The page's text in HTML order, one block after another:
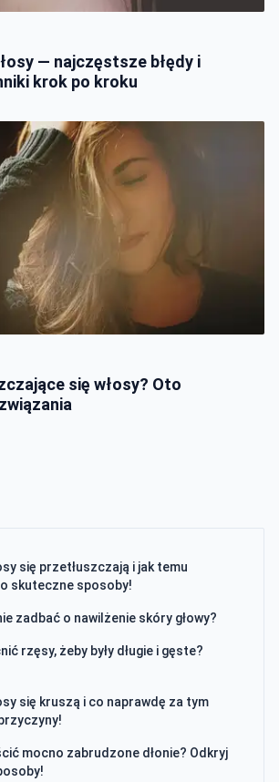
— najczęstsze błędy i
krok po kroku
się włosy? Oto
się przetłuszczają i jak temu
skuteczne sposoby!
zadbać o nawilżenie skóry głowy?
rzęsy, żeby były długie i gęste?
się kruszą i co naprawdę za tym
mocno zabrudzone dłonie? Odkryj